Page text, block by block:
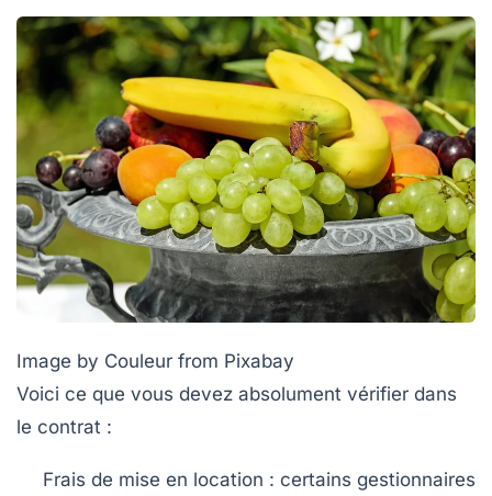
Image by Couleur from Pixabay
Voici ce que vous devez absolument vérifier dans
le contrat :
Frais de mise en location : certains gestionnaires